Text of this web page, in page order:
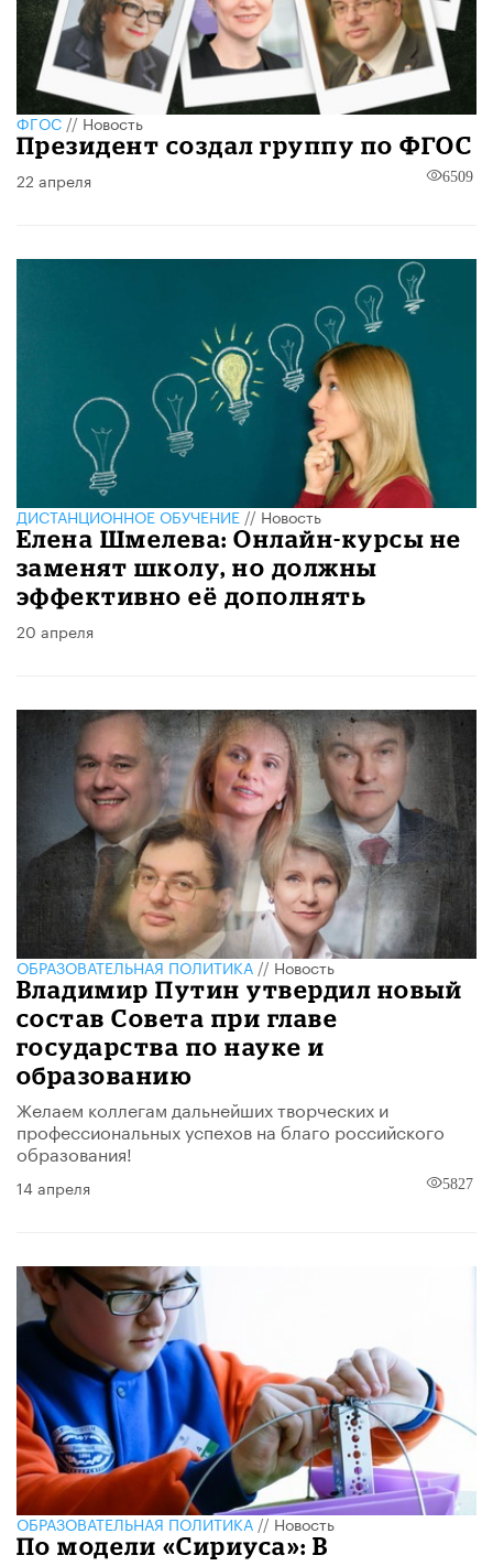
ФГОС//Новость
Президент создал группу по ФГОС
22 апреля 6509
ДИСТАНЦИОННОЕ ОБУЧЕНИЕ//Новость
Елена Шмелева: Онлайн-курсы не
заменят школу, но должны
эффективно её дополнять
20 апреля
ОБРАЗОВАТЕЛЬНАЯ ПОЛИТИКА//Новость
Владимир Путин утвердил новый
состав Совета при главе
государства по науке и
образованию
Желаем коллегам дальнейших творческих и
профессиональных успехов на благо российского
образования!
14 апреля 5827
ОБРАЗОВАТЕЛЬНАЯ ПОЛИТИКА//Новость
По модели «Сириуса»: В